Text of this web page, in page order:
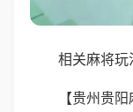
相关麻将玩
【贵州贵